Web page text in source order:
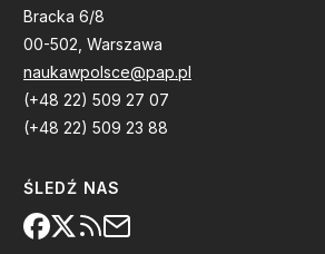
Bracka 6/8
00-502, Warszawa
naukawpolsce@pap.pl
(+48 22) 509 27 07
(+48 22) 509 23 88
ŚLEDŹ NAS